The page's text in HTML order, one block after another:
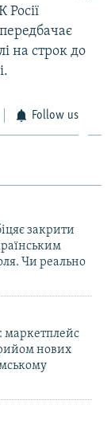
Росії
на строк до
Follow us
закрити
Чи реально
маркетплейс
нових